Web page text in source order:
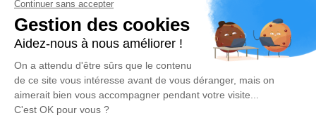
Le jeudi 9 janvier, la famille souhaiterait se retrouver
dans l'intimité au funérarium à compter de 11h30.
La crémation ainsi que le dépôt de l'urne au cimetière
de Coex se dérouleront dans la strice intimité familiale,
le vendredi 10 janvier.
Cet espace privé est destiné à recueillir vos